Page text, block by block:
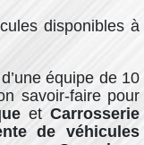
disponibles à
équipe de 10
savoir-faire pour
etCarrosserie
de véhicules